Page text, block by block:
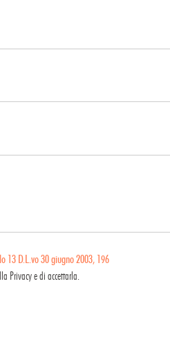
13 D.L.vo 30 giugno 2003, 196
Privacy e di accettarla.